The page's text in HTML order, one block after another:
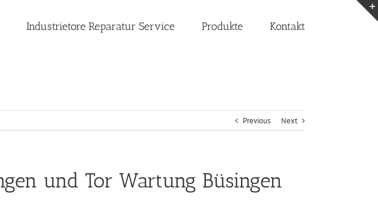
Industrietore Reparatur Service Produkte Kontakt
Previous Next
und Tor Wartung Büsingen